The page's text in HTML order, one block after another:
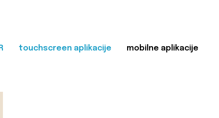
touchscreen aplikacije mobilne aplikacije